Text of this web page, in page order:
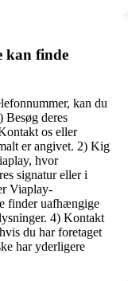
kan finde
kan du
Besøg deres
os eller
er angivet. 2) Kig
hvor
signatur eller i
Viaplay-
finder uafhængige
4) Kontakt
du har foretaget
har yderligere